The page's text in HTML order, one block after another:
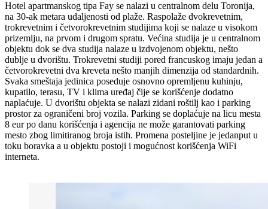
Hotel apartmanskog tipa Fay se nalazi u centralnom delu Toronija,
na 30-ak metara udaljenosti od plaže. Raspolaže dvokrevetnim,
trokrevetnim i četvorokrevetnim studijima koji se nalaze u visokom
prizemlju, na prvom i drugom spratu. Većina studija je u centralnom
objektu dok se dva studija nalaze u izdvojenom objektu, nešto
dublje u dvorištu. Trokrevetni studiji pored francuskog imaju jedan a
četvorokrevetni dva kreveta nešto manjih dimenzija od standardnih.
Svaka smeštaja jedinica poseduje osnovno opremljenu kuhinju,
kupatilo, terasu, TV i klima uređaj čije se korišćenje dodatno
naplaćuje. U dvorištu objekta se nalazi zidani roštilj kao i parking
prostor za ograničeni broj vozila. Parking se doplaćuje na licu mesta
8 eur po danu korišćenja i agencija ne može garantovati parking
mesto zbog limitiranog broja istih. Promena posteljine je jedanput u
toku boravka a u objektu postoji i mogućnost korišćenja WiFi
interneta.